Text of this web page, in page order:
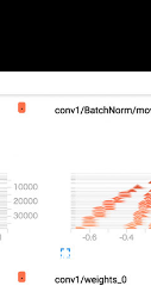
の備忘録を書